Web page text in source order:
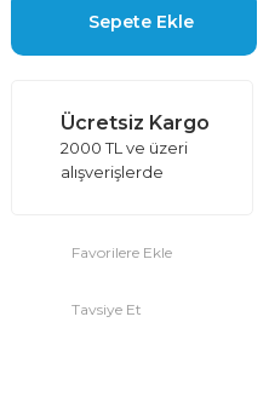
Sepete Ekle
Ücretsiz Kargo
2000 TL ve üzeri
alışverişlerde
Tavsiye Et